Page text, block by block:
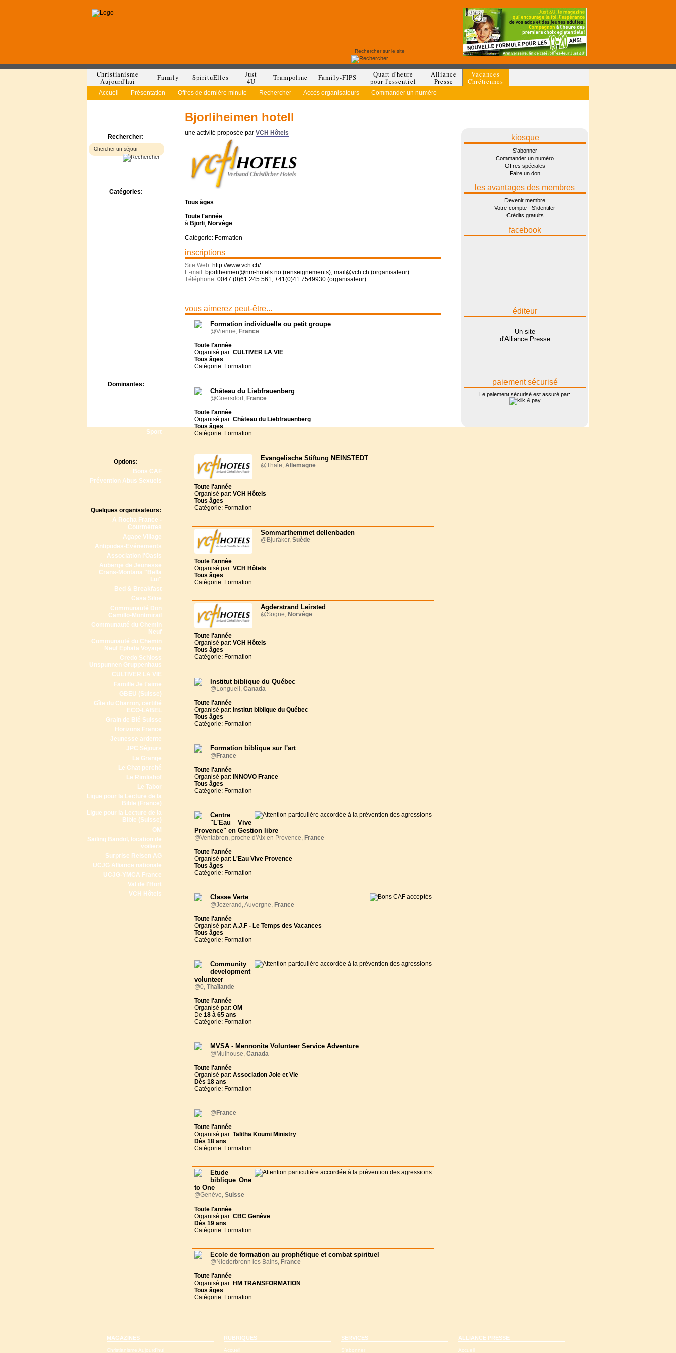
Christianisme
Aujourd'hui
Family SpirituElles
Just
4U
Trampoline Family-FIPS
Quart d'heure
pour l'essentiel
Alliance
Presse
Vacances
Chrétiennes
Accueil Présentation Offres de dernière minute Rechercher Accès organisateurs Commander un numéro
Rechercher:
Catégories:
Dominantes:
Sport
Options:
Bons CAF
Prévention Abus Sexuels
Quelques organisateurs:
A Rocha France -
Courmettes
Agape Village
Antipodes-Evénements
Association l'Oasis
Auberge de Jeunesse
Crans-Montana "Bella
Lui"
Bed & Breakfast
Casa Siloe
Communauté Don
Camillo-Montmirail
Communauté du Chemin
Neuf
Communauté du Chemin
Neuf Ephata Voyage
Credo Schloss
Unspunnen Gruppenhaus
CULTIVER LA VIE
Famille Je t'aime
GBEU (Suisse)
Gîte du Charron, certifié
ECO-LABEL
Grain de Blé Suisse
Horizons France
Jeunesse ardente
JPC Séjours
La Grange
Le Chat perché
Le Rimlishof
Le Tabor
Ligue pour la Lecture de la
Bible (France)
Ligue pour la Lecture de la
Bible (Suisse)
OM
Sailing Bandol, location de
voiliers
Surprise Reisen AG
UCJG Alliance nationale
UCJG-YMCA France
Val de l'Hort
VCH Hôtels
Bjorliheimen hotell
une activité proposée par VCH Hôtels
Tous âges
Toute l'année
à Bjorli, Norvège
Catégorie: Formation
inscriptions
Site Web: http://www.vch.ch/
E-mail: bjorliheimen@nm-hotels.no (renseignements), mail@vch.ch (organisateur)
Téléphone: 0047 (0)61 245 561, +41(0)41 7549930 (organisateur)
vous aimerez peut-être...
Formation individuelle ou petit groupe
@Vienne, France
Toute l'année
Organisé par: CULTIVER LA VIE
Tous âges
Catégorie: Formation
Château du Liebfrauenberg
@Goersdorf, France
Toute l'année
Organisé par: Château du Liebfrauenberg
Tous âges
Catégorie: Formation
Evangelische Stiftung NEINSTEDT
@Thale,Allemagne
Toute l'année
Organisé par: VCH Hôtels
Tous âges
Catégorie: Formation
Sommarthemmet dellenbaden
@Bjuräker,Suède
Toute l'année
Organisé par: VCH Hôtels
Tous âges
Catégorie: Formation
Agderstrand Leirsted
@Sogne, Norvège
Toute l'année
Organisé par: VCH Hôtels
Tous âges
Catégorie: Formation
Institut biblique du Québec
@Longueil, Canada
Toute l'année
Organisé par: Institut biblique du Québec
Tous âges
Catégorie: Formation
Formation biblique sur l'art
@ France
Toute l'année
Organisé par: INNOVO France
Tous âges
Catégorie: Formation
Centre
"L'Eau Vive
Provence" en Gestion libre
@Ventabren, proche d'Aix en Provence, France
Toute l'année
Organisé par: L'Eau Vive Provence
Tous âges
Catégorie: Formation
Classe Verte
@Jozerand, Auvergne, France
Toute l'année
Organisé par: A.J.F - Le Temps des Vacances
Tous âges
Catégorie: Formation
Community
development
volunteer
@0, Thaïlande
Toute l'année
Organisé par: OM
De 18 à 65 ans
Catégorie: Formation
MVSA - Mennonite Volunteer Service Adventure
@Mulhouse, Canada
Toute l'année
Organisé par: Association Joie et Vie
Dès 18 ans
Catégorie: Formation
@ France
Toute l'année
Organisé par: Talitha Koumi Ministry
Dès 18 ans
Catégorie: Formation
Etude
biblique One
to One
@Genève, Suisse
Toute l'année
Organisé par: CBC Genève
Dès 19 ans
Catégorie: Formation
Ecole de formation au prophétique et combat spirituel
@Niederbronn les Bains, France
Toute l'année
Organisé par: HM TRANSFORMATION
Tous âges
Catégorie: Formation
kiosque
S'abonner
Commander un numéro
Offres spéciales
Faire un don
les avantages des membres
Devenir membre
Votre compte - S'identifer
Crédits gratuits
facebook
éditeur
Un site
d'Alliance Presse
paiement sécurisé
Le paiement sécurisé est assuré par:
MAGAZINES
Christianisme Aujourd'hui
RUBRIQUES
Accueil
SERVICES
S'abonner
ALLIANCE PRESSE
Accueil